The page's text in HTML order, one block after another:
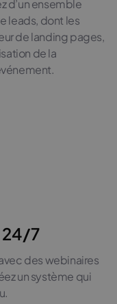
d’un ensemble
leads, dont les
de landing pages,
de la
24/7
des webinaires
un système qui